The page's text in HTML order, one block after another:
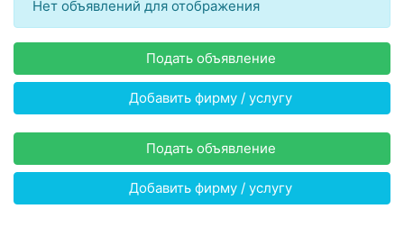
Нет объявлений для отображения
Подать объявление
Добавить фирму / услугу
Подать объявление
Добавить фирму / услугу